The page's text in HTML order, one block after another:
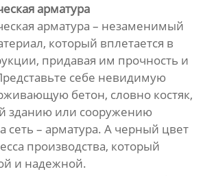
арматура
арматура – незаменимый
который вплетается в
придавая им прочность и
себе невидимую
бетон, словно костяк,
зданию или сооружению
сеть – арматура. А черный цвет
производства, который
и надежной.